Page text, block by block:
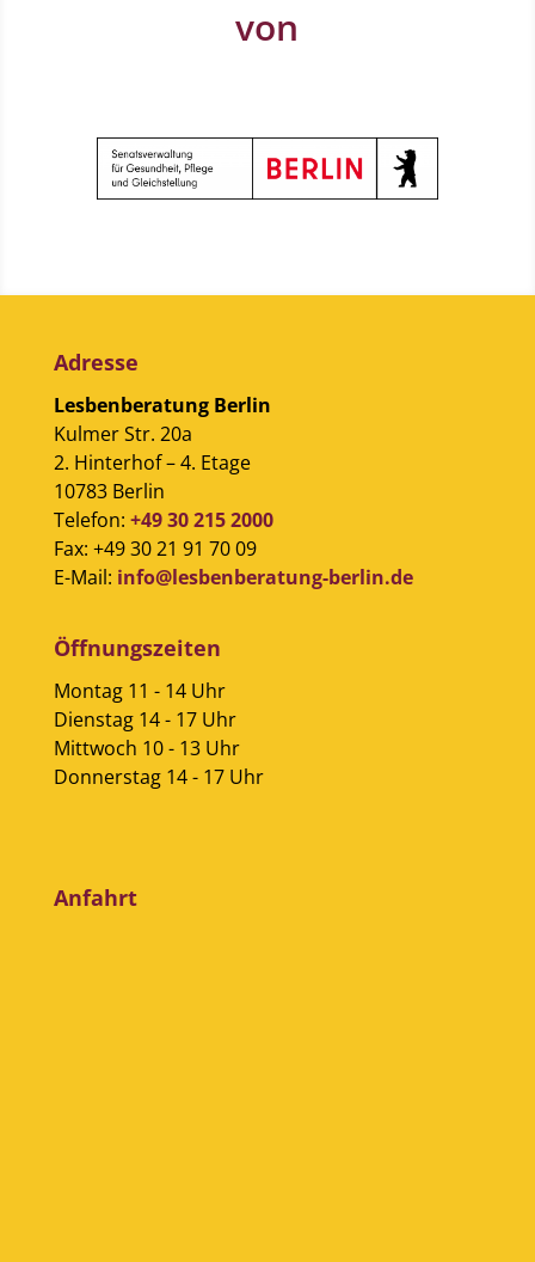
von
Adresse
Lesbenberatung Berlin
Kulmer Str. 20a
2. Hinterhof – 4. Etage
10783 Berlin
Telefon: +49 30 215 2000
Fax: +49 30 21 91 70 09
E-Mail: info@lesbenberatung-berlin.de
Öffnungszeiten
Montag 11 - 14 Uhr
Dienstag 14 - 17 Uhr
Mittwoch 10 - 13 Uhr
Donnerstag 14 - 17 Uhr
Anfahrt